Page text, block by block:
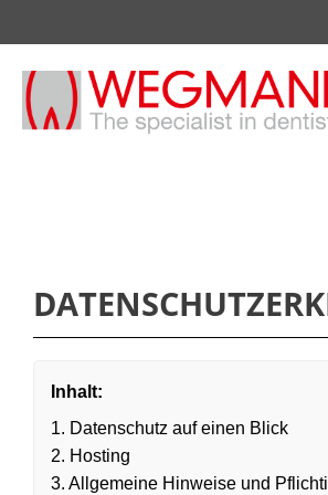
Zur Hauptnavigation
Inhalt:
1. Datenschutz auf einen Blick
2. Hosting
3. Allgemeine Hinweise und